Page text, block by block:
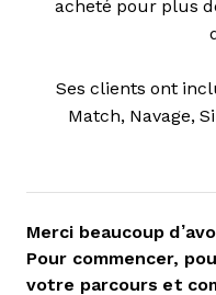
acheté pour plus
Ses clients ont
Match, Navage,
Merci beaucoup
Pour commencer,
votre parcours et